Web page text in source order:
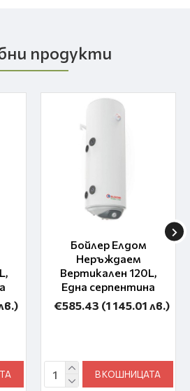
продукти
Бойлер Елдом
Неръждаем
Вертикален 120L,
Една серпентина
€585.43 (1 145.01 лв.)
В КОШНИЦАТА